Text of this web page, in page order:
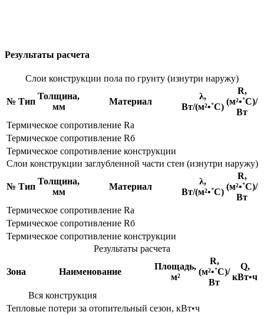
Результаты расчета
Слои конструкции пола по грунту (изнутри наружу)
№ Тип
Толщина,
мм
Материал
λ,
Вт/(м²•˚С)
R,
(м²•˚С)/
Вт
Термическое сопротивление Rа
Термическое сопротивление Rб
Термическое сопротивление конструкции
Слои конструкции заглубленной части стен (изнутри наружу)
№ Тип
Толщина,
мм
Материал
λ,
Вт/(м²•˚С)
R,
(м²•˚С)/
Вт
Термическое сопротивление Rа
Термическое сопротивление Rб
Термическое сопротивление конструкции
Результаты расчета
Зона Наименование
Площадь,
м²
R,
(м²•˚С)/
Вт
Q,
кВт•ч
Вся конструкция
Тепловые потери за отопительный сезон, кВт•ч